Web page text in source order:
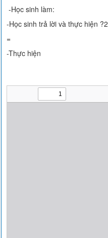
-Học sinh làm:
-Học sinh trả lời và thực hiện ?2
=
-Thực hiện